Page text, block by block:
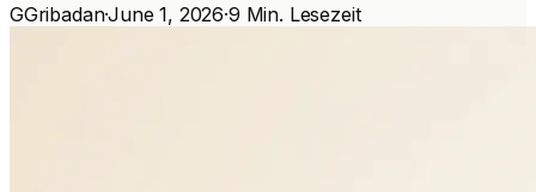
GGribadan·June 1, 2026·9 Min. Lesezeit